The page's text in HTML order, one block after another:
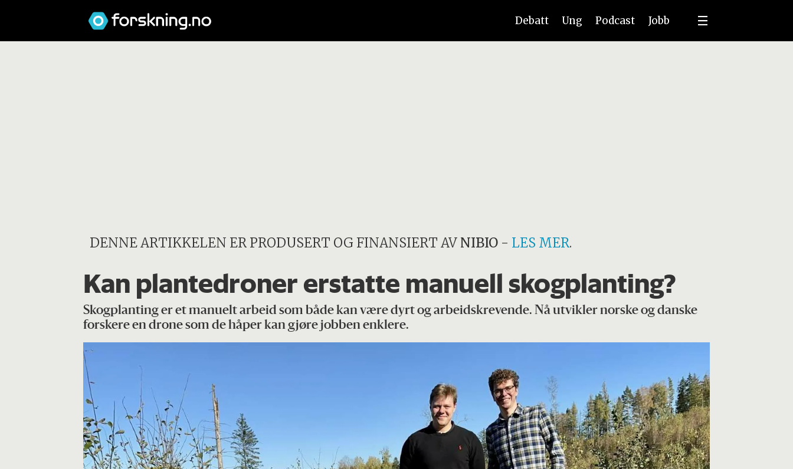
Debatt Ung Podcast Jobb
DENNE ARTIKKELEN ER PRODUSERT OG FINANSIERT AV NIBIO- LES MER.
Kan plantedroner erstatte manuell skogplanting?
Skogplanting er et manuelt arbeid som både kan være dyrt og arbeidskrevende. Nå utvikler norske og danske
forskere en drone som de håper kan gjøre jobben enklere.